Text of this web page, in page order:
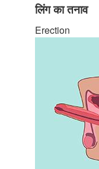
लिंग का तनाव
Erection